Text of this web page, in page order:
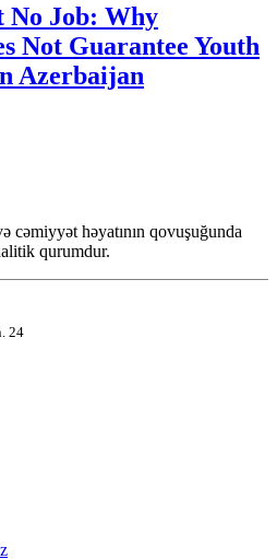
No Job: Why
Not Guarantee Youth
Azerbaijan
cəmiyyət həyatının qovuşuğunda
qurumdur.
24